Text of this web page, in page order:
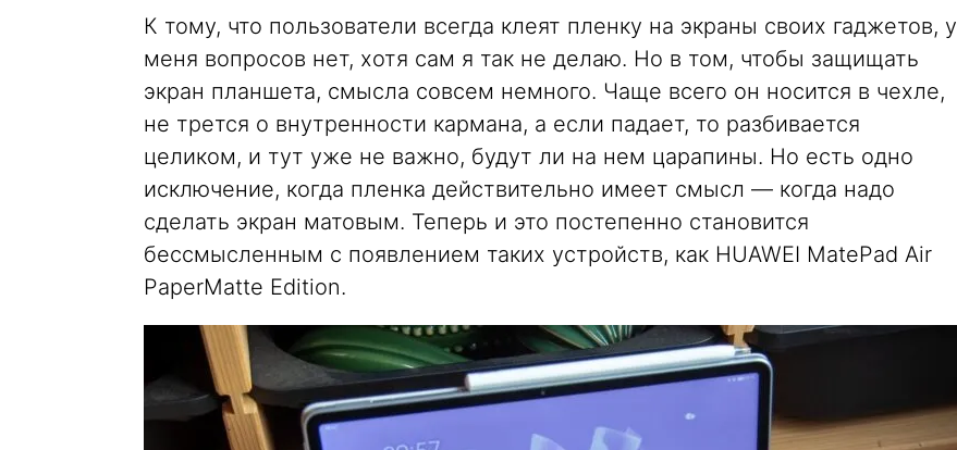
К тому, что пользователи всегда клеят пленку на экраны своих гаджетов, у
меня вопросов нет, хотя сам я так не делаю. Но в том, чтобы защищать
экран планшета, смысла совсем немного. Чаще всего он носится в чехле,
не трется о внутренности кармана, а если падает, то разбивается
целиком, и тут уже не важно, будут ли на нем царапины. Но есть одно
исключение, когда пленка действительно имеет смысл — когда надо
сделать экран матовым. Теперь и это постепенно становится
бессмысленным с появлением таких устройств, как HUAWEI MatePad Air
PaperMatte Edition.